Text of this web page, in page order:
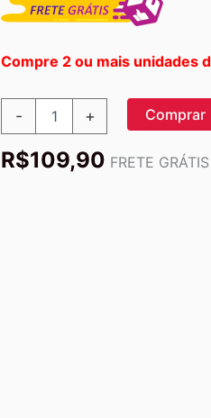
Compre 2 ou mais unidades
-
Educativo
+ Comprar
R$109,90 FRETE